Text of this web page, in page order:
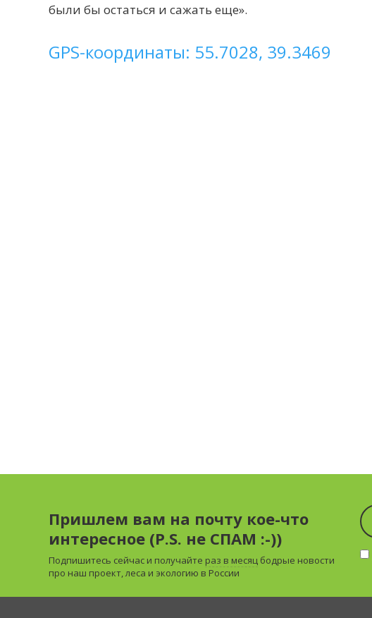
были бы остаться и сажать еще».
GPS-координаты: 55.7028, 39.3469
Пришлем вам на почту кое-что
интересное (P.S. не СПАМ :-))
Подпишитесь сейчас и получайте раз в месяц бодрые новости
про наш проект, леса и экологию в России